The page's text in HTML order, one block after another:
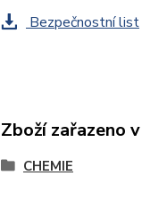
Bezpečnostní list
Zboží zařazeno
CHEMIE